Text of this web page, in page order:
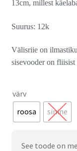
13cm, millest
Suurus: 12k
Välisriie on
sisevooder on
värv
roosa
sinine
See toode on